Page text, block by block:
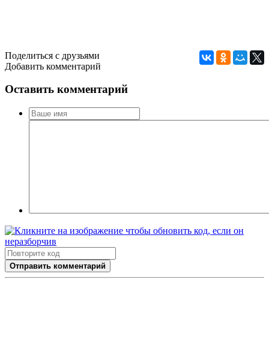
Поделиться с друзьями
Добавить комментарий
Оставить комментарий
Отправить комментарий